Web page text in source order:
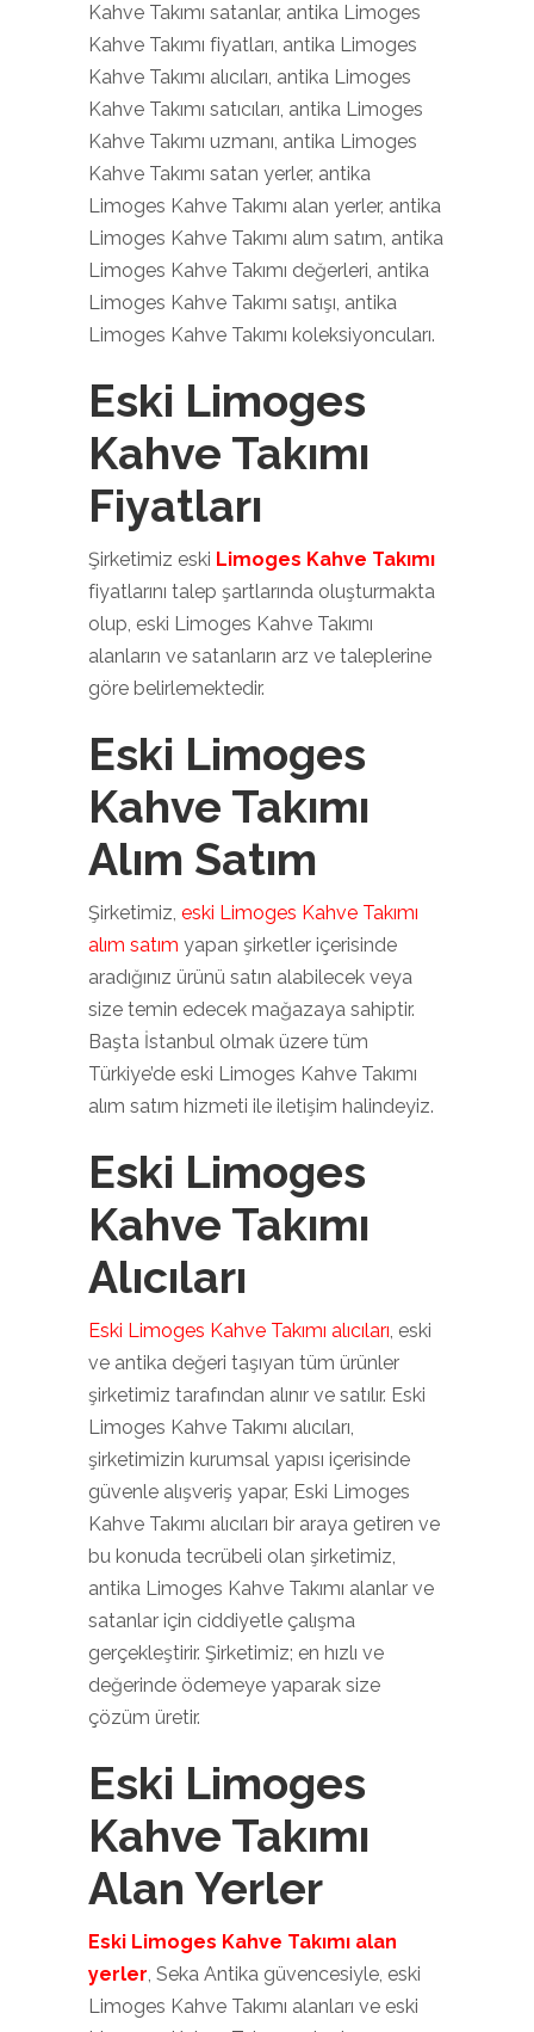
Kahve Takımı satanlar, antika Limoges
Kahve Takımı fiyatları, antika Limoges
Kahve Takımı alıcıları, antika Limoges
Kahve Takımı satıcıları, antika Limoges
Kahve Takımı uzmanı, antika Limoges
Kahve Takımı satan yerler, antika
Limoges Kahve Takımı alan yerler, antika
Limoges Kahve Takımı alım satım, antika
Limoges Kahve Takımı değerleri, antika
Limoges Kahve Takımı satışı, antika
Limoges Kahve Takımı koleksiyoncuları.
Eski Limoges
Kahve Takımı
Fiyatları
Şirketimiz eski Limoges Kahve Takımı
fiyatlarını talep şartlarında oluşturmakta
olup, eski Limoges Kahve Takımı
alanların ve satanların arz ve taleplerine
göre belirlemektedir.
Eski Limoges
Kahve Takımı
Alım Satım
Şirketimiz, eski Limoges Kahve Takımı
alım satım yapan şirketler içerisinde
aradığınız ürünü satın alabilecek veya
size temin edecek mağazaya sahiptir.
Başta İstanbul olmak üzere tüm
Türkiye’de eski Limoges Kahve Takımı
alım satım hizmeti ile iletişim halindeyiz.
Eski Limoges
Kahve Takımı
Alıcıları
Eski Limoges Kahve Takımı alıcıları, eski
ve antika değeri taşıyan tüm ürünler
şirketimiz tarafından alınır ve satılır. Eski
Limoges Kahve Takımı alıcıları,
şirketimizin kurumsal yapısı içerisinde
güvenle alışveriş yapar, Eski Limoges
Kahve Takımı alıcıları bir araya getiren ve
bu konuda tecrübeli olan şirketimiz,
antika Limoges Kahve Takımı alanlar ve
satanlar için ciddiyetle çalışma
gerçekleştirir. Şirketimiz; en hızlı ve
değerinde ödemeye yaparak size
çözüm üretir.
Eski Limoges
Kahve Takımı
Alan Yerler
Eski Limoges Kahve Takımı alan
yerler, Seka Antika güvencesiyle, eski
Limoges Kahve Takımı alanları ve eski